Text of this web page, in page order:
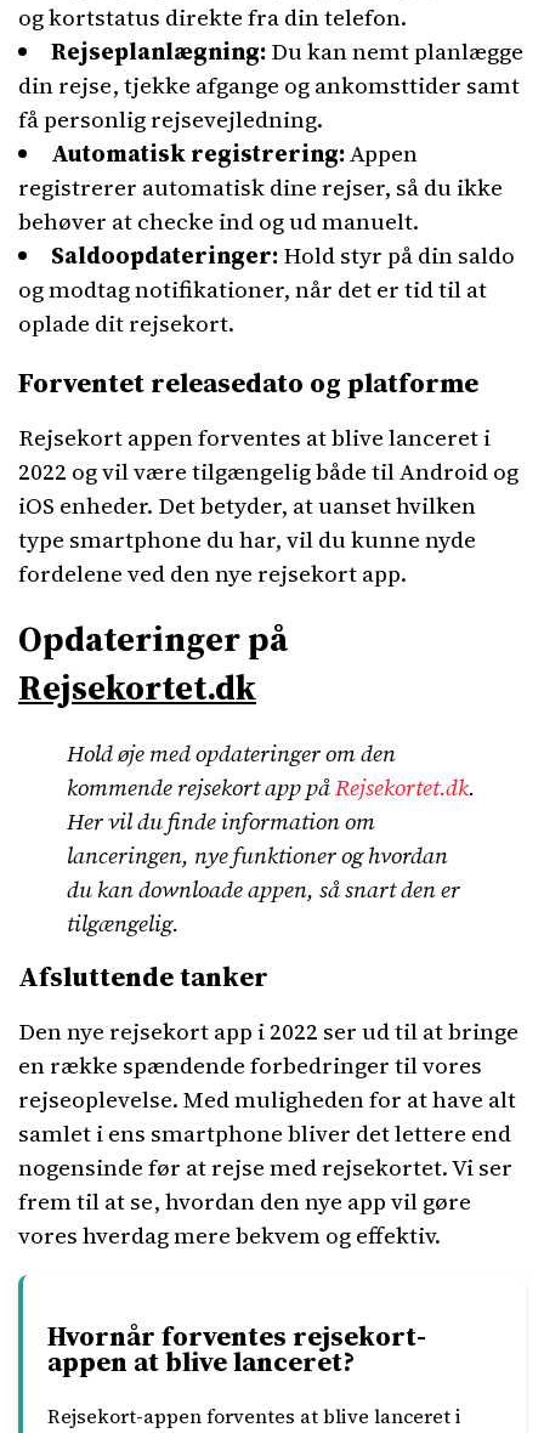
og kortstatus direkte fra din telefon.
Rejseplanlægning:Du kan nemt planlægge
din rejse, tjekke afgange og ankomsttider samt
få personlig rejsevejledning.
Automatisk registrering:Appen
registrerer automatisk dine rejser, så du ikke
behøver at checke ind og ud manuelt.
Saldoopdateringer:Hold styr på din saldo
og modtag notifikationer, når det er tid til at
oplade dit rejsekort.
Forventet releasedato og platforme
Rejsekort appen forventes at blive lanceret i
2022 og vil være tilgængelig både til Android og
iOS enheder. Det betyder, at uanset hvilken
type smartphone du har, vil du kunne nyde
fordelene ved den nye rejsekort app.
Opdateringer på
Rejsekortet.dk
Hold øje med opdateringer om den
kommende rejsekort app påRejsekortet.dk.
Her vil du finde information om
lanceringen, nye funktioner og hvordan
du kan downloade appen, så snart den er
tilgængelig.
Afsluttende tanker
Den nye rejsekort app i 2022 ser ud til at bringe
en række spændende forbedringer til vores
rejseoplevelse. Med muligheden for at have alt
samlet i ens smartphone bliver det lettere end
nogensinde før at rejse med rejsekortet. Vi ser
frem til at se, hvordan den nye app vil gøre
vores hverdag mere bekvem og effektiv.
Hvornår forventes rejsekort-
appen at blive lanceret?
Rejsekort-appen forventes at blive lanceret i